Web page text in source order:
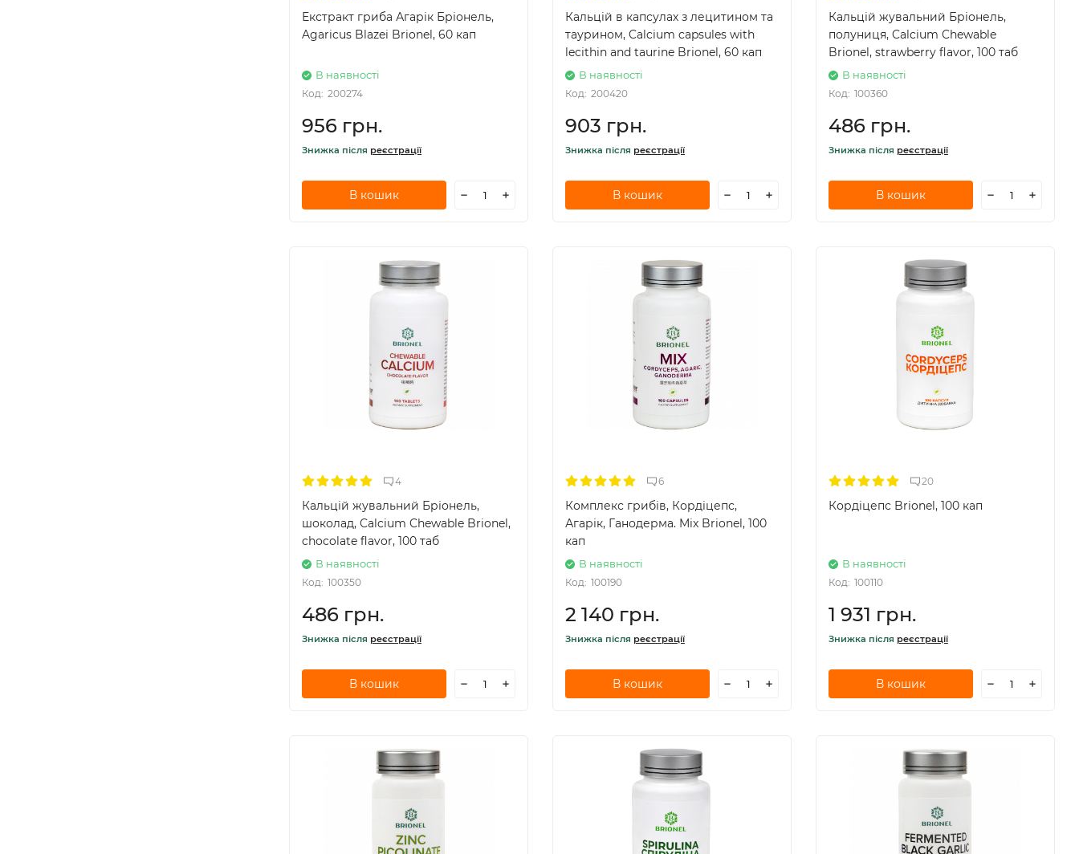
Екстракт гриба Агарік Бріонель,
Agaricus Blazei Brionel, 60 кап
В наявності
Код: 200274
956 грн.
Знижка після реєстрації
В кошик
Кальцій в капсулах з лецитином та
таурином, Calcium capsules with
lecithin and taurine Brionel, 60 кап
В наявності
Код: 200420
903 грн.
Знижка після реєстрації
В кошик
Кальцій жувальний Бріонель,
полуниця, Calcium Chewable
Brionel, strawberry flavor, 100 таб
В наявності
Код: 100360
486 грн.
Знижка після реєстрації
В кошик
4
Кальцій жувальний Бріонель,
шоколад, Calcium Chewable Brionel,
chocolate flavor, 100 таб
В наявності
Код: 100350
486 грн.
Знижка після реєстрації
В кошик
6
Комплекс грибів, Кордіцепс,
Агарік, Ганодерма. Mix Brionel, 100
кап
В наявності
Код: 100190
2 140 грн.
Знижка після реєстрації
В кошик
20
Кордіцепс Brionel, 100 кап
В наявності
Код: 100110
1 931 грн.
Знижка після реєстрації
В кошик